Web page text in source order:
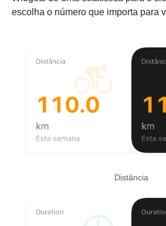
escolha o número que importa para
Distância